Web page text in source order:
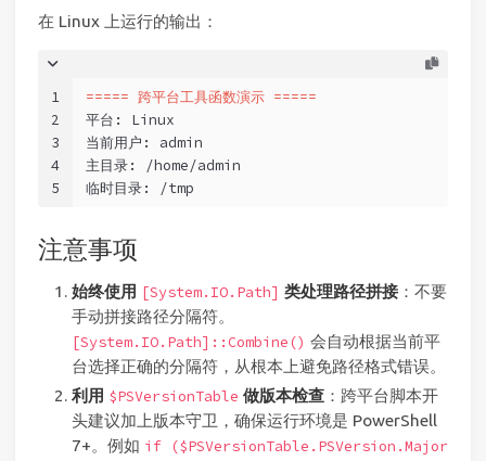
在 Linux 上运行的输出：
1
2
3
4
5
===== 跨平台工具函数演示 =====
平台: Linux
当前用户: admin
主目录: /home/admin
临时目录: /tmp
注意事项
始终使用 [System.IO.Path] 类处理路径拼接：不要
手动拼接路径分隔符。
[System.IO.Path]::Combine() 会自动根据当前平
台选择正确的分隔符，从根本上避免路径格式错误。
利用 $PSVersionTable 做版本检查：跨平台脚本开
头建议加上版本守卫，确保运行环境是 PowerShell
7+。例如 if ($PSVersionTable.PSVersion.Major